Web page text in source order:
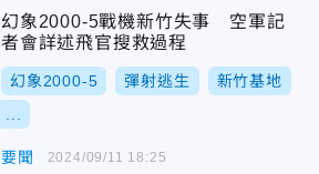
幻象2000-5戰機新竹失事 空軍記
者會詳述飛官搜救過程
幻象2000-5 彈射逃生 新竹基地
要聞 2024/09/11 18:25